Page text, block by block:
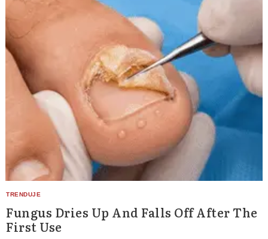
Fungus Dries Up And Falls Off After The
First Use